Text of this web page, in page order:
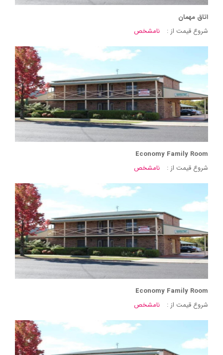
اتاق مهمان
شروع قیمت از :
نامشخص
Economy Family Room
شروع قیمت از :
نامشخص
Economy Family Room
شروع قیمت از :
نامشخص